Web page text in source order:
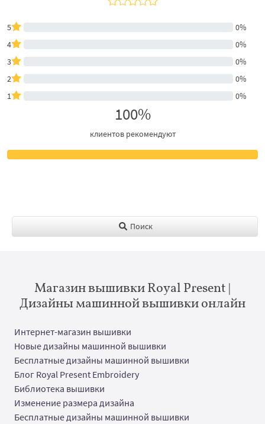
5
0%
4
0%
3
0%
2
0%
1
0%
100%
клиентов рекомендуют
Поиск
Магазин вышивки Royal Present |
Дизайны машинной вышивки онлайн
Интернет-магазин вышивки
Новые дизайны машинной вышивки
Бесплатные дизайны машинной вышивки
Блог Royal Present Embroidery
Библиотека вышивки
Изменение размера дизайна
Бесплатные дизайны машинной вышивки